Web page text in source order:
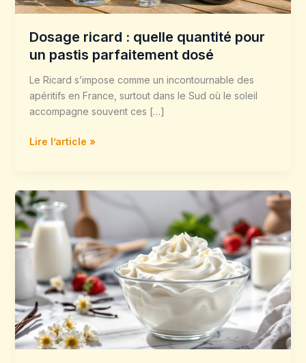
Dosage ricard : quelle quantité pour
un pastis parfaitement dosé
Le Ricard s’impose comme un incontournable des
apéritifs en France, surtout dans le Sud où le soleil
accompagne souvent ces […]
Lire l’article »
Chantilly
maison
sans
sucre
recette
facile
et
légère